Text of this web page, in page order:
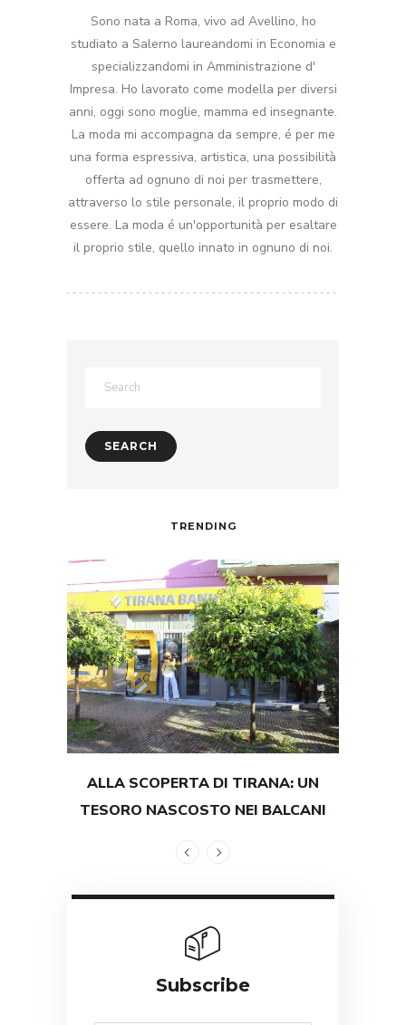
Sono nata a Roma, vivo ad Avellino, ho
studiato a Salerno laureandomi in Economia e
specializzandomi in Amministrazione d'
Impresa. Ho lavorato come modella per diversi
anni, oggi sono moglie, mamma ed insegnante.
La moda mi accompagna da sempre, é per me
una forma espressiva, artistica, una possibilità
offerta ad ognuno di noi per trasmettere,
attraverso lo stile personale, il proprio modo di
essere. La moda é un'opportunità per esaltare
il proprio stile, quello innato in ognuno di noi.
TRENDING
ALLA SCOPERTA DI TIRANA: UN
TESORO NASCOSTO NEI BALCANI
Subscribe